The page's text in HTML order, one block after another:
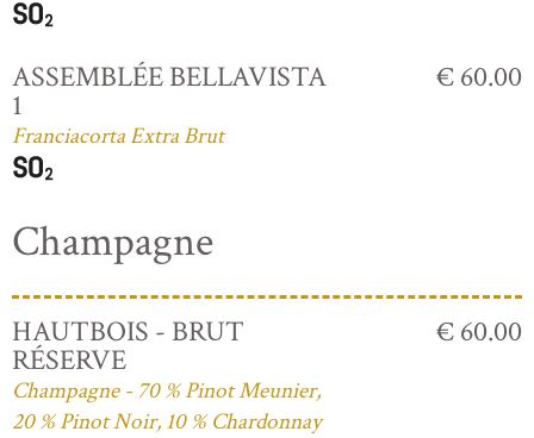
ASSEMBLÉE BELLAVISTA
1
Franciacorta Extra Brut
€ 60.00
Champagne
HAUTBOIS - BRUT
RÉSERVE
Champagne - 70 % Pinot Meunier,
20 % Pinot Noir, 10 % Chardonnay
€ 60.00